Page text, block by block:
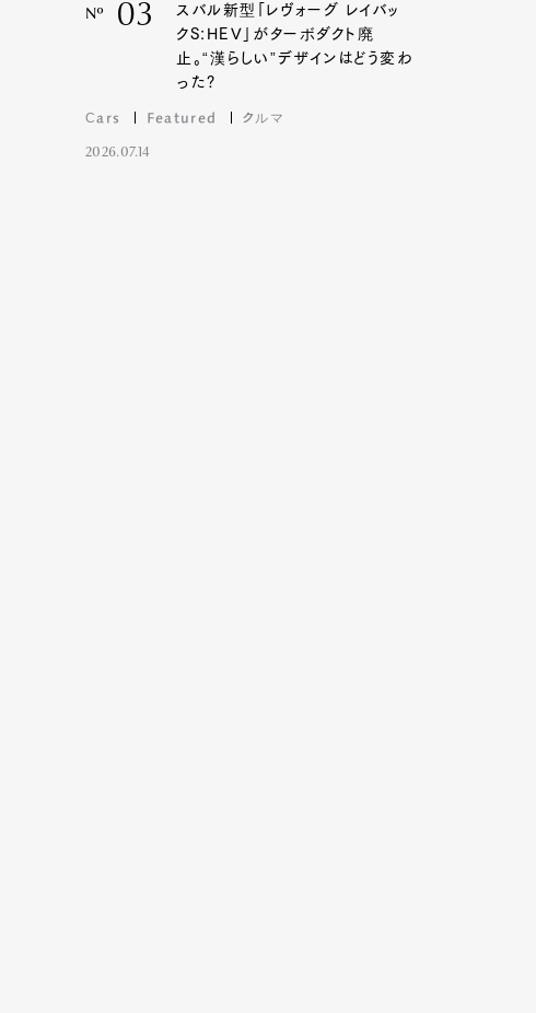
Nº 03
スバル新型「レヴォーグ レイバッ
クS:HEV」がターボダクト廃
止。“漢らしい”デザインはどう変わ
った?
Cars Featured クルマ
2026.07.14